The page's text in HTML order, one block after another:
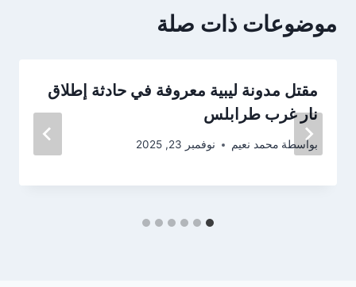
موضوعات ذات صلة
مقتل مدونة ليبية معروفة في حادثة إطلاق
نار غرب طرابلس
بواسطة محمد نعيم نوفمبر 23, 2025